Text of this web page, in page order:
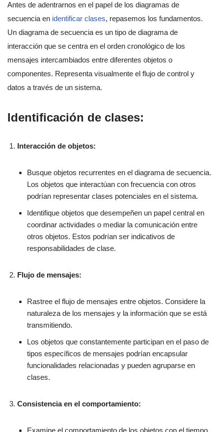
Antes de adentrarnos en el papel de los diagramas de
secuencia en identificar clases, repasemos los fundamentos.
Un diagrama de secuencia es un tipo de diagrama de
interacción que se centra en el orden cronológico de los
mensajes intercambiados entre diferentes objetos o
componentes. Representa visualmente el flujo de control y
datos a través de un sistema.
Identificación de clases:
Interacción de objetos:
Busque objetos recurrentes en el diagrama de secuencia.
Los objetos que interactúan con frecuencia con otros
podrían representar clases potenciales en el sistema.
Identifique objetos que desempeñen un papel central en
coordinar actividades o mediar la comunicación entre
otros objetos. Estos podrían ser indicativos de
responsabilidades de clase.
Flujo de mensajes:
Rastree el flujo de mensajes entre objetos. Considere la
naturaleza de los mensajes y la información que se está
transmitiendo.
Los objetos que constantemente participan en el paso de
tipos específicos de mensajes podrían encapsular
funcionalidades relacionadas y pueden agruparse en
clases.
Consistencia en el comportamiento: